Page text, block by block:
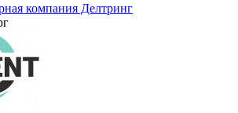
компания Делтринг